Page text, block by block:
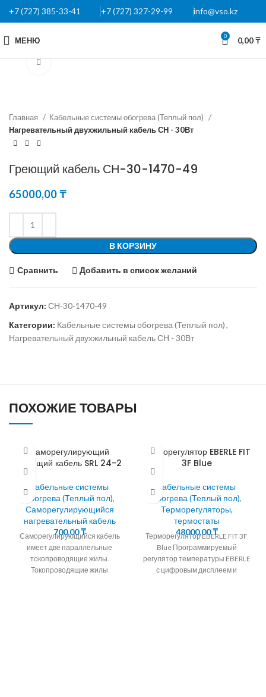
+7 (727) 385-33-41 +7 (727) 327-29-99 info@vso.kz
МЕНЮ 0 0,00₸
Главная
Кабельные системы обогрева (Теплый пол)
Нагревательный двухжильный кабель СН - 30Вт
Греющий кабель СН-30-1470-49
65000,00₸
В КОРЗИНУ
Сравнить Добавить в список желаний
Артикул: СН-30-1470-49
Категории: Кабельные системы обогрева (Теплый пол),
Нагревательный двухжильный кабель СН - 30Вт
ПОХОЖИЕ ТОВАРЫ
Саморегулирующий
греющий кабель SRL 24-2
Кабельные системы
обогрева (Теплый пол),
Саморегулирующийся
нагревательный кабель
700,00₸
Саморегулирующийся кабель
имеет две параллельные
токопроводящие жилы.
Токопроводящие жилы
Терморегулятор EBERLE FIT
3F Blue
Кабельные системы
обогрева (Теплый пол),
Терморегуляторы,
термостаты
48000,00₸
Терморегулятор EBERLE FIT 3F
Blue Программируемый
регулятор температуры EBERLE
с цифровым дисплеем и